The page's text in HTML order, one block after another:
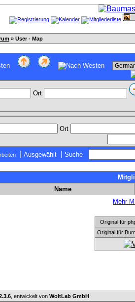
» User - Map
Ort
Ort
Ausgewählt Suche
Name
Mehr
Original für
Original für
, entwickelt von WoltLab GmbH